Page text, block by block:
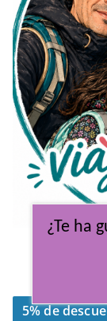
Viajar
5% de
¿Te ha